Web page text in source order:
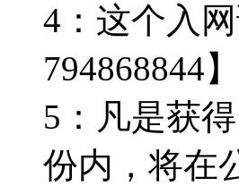
4：这个入
794868844】
5：凡是获
份内，将在